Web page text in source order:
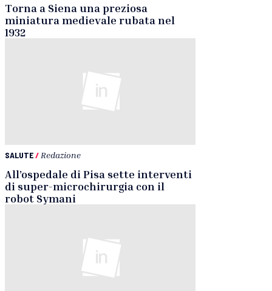
Torna a Siena una preziosa
miniatura medievale rubata nel
1932
SALUTE/ Redazione
All’ospedale di Pisa sette interventi
di super-microchirurgia con il
robot Symani